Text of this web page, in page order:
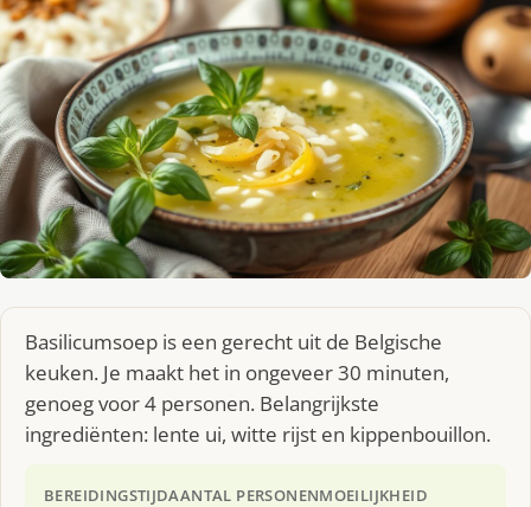
Basilicumsoep is een gerecht uit de Belgische
keuken. Je maakt het in ongeveer 30 minuten,
genoeg voor 4 personen. Belangrijkste
ingrediënten: lente ui, witte rijst en kippenbouillon.
BEREIDINGSTIJDAANTAL PERSONENMOEILIJKHEID